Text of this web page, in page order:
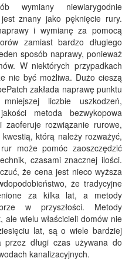
wymiany niewiarygodnie
znany jako pęknięcie rury.
i wymianę za pomocą
zamiast bardzo długiego
sposób naprawy, ponieważ
W niektórych przypadkach
nie być możliwa. Dużo cieszą
zakłada naprawę punktu
liczbie uszkodzeń,
metoda bezwykopowa
rozwiązanie rurowe,
którą należy rozważyć,
może pomóc zaoszczędzić
czasami znacznej ilości.
że cena jest nieco wyższa
że tradycyjne
za kilka lat, a metody
w przyszłości. Metody
wielu właścicieli domów nie
lat, są o wiele bardziej
długi czas używana do
kanalizacyjnych.